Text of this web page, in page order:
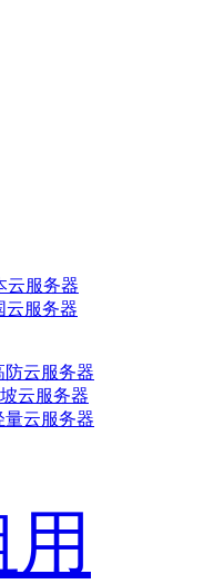
云服务器
云服务器
防云服务器
云服务器
量云服务器